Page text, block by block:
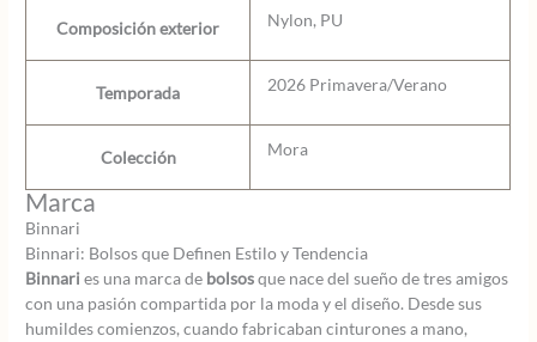
Composición exterior Nylon, PU
Temporada 2026 Primavera/Verano
Colección Mora
Marca
Binnari
Binnari: Bolsos que Definen Estilo y Tendencia
Binnari es una marca de bolsosque nace del sueño de tres amigos
con una pasión compartida por la moda y el diseño. Desde sus
humildes comienzos, cuando fabricaban cinturones a mano,